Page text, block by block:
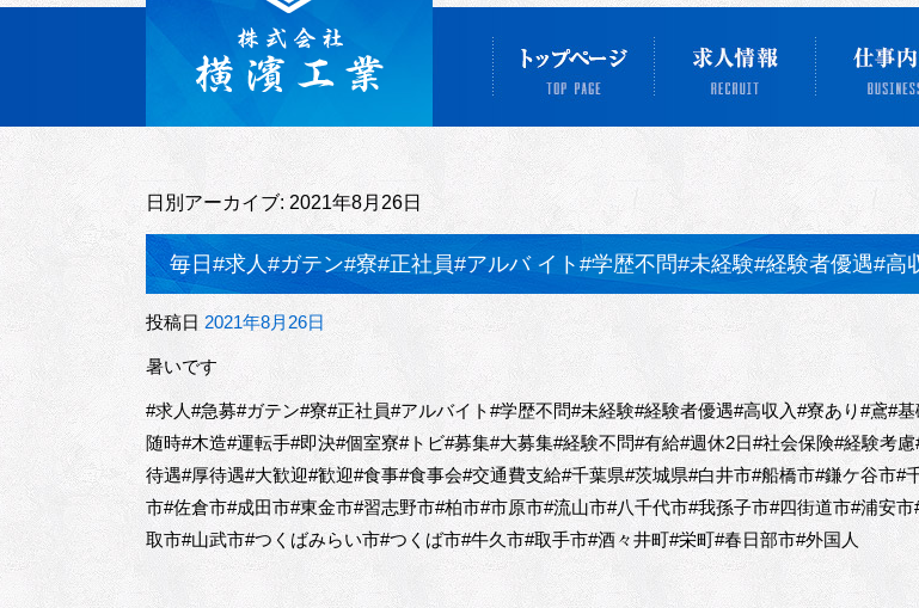
日別アーカイブ: 2021年8月26日
毎日#求人#ガテン#寮#正社員#アルバ イト#学歴不問#未経験#経験者優遇#高
投稿日 2021年8月26日
暑いです
#求人#急募#ガテン#寮#正社員#アルバイト#学歴不問#未経験#経験者優遇#高収入#寮あり#鳶#
随時#木造#運転手#即決#個室寮#トビ#募集#大募集#経験不問#有給#週休2日#社会保険#経験考
待遇#厚待遇#大歓迎#歓迎#食事#食事会#交通費支給#千葉県#茨城県#白井市#船橋市#鎌ケ谷市#
市#佐倉市#成田市#東金市#習志野市#柏市#市原市#流山市#八千代市#我孫子市#四街道市#浦安
取市#山武市#つくばみらい市#つくば市#牛久市#取手市#酒々井町#栄町#春日部市#外国人